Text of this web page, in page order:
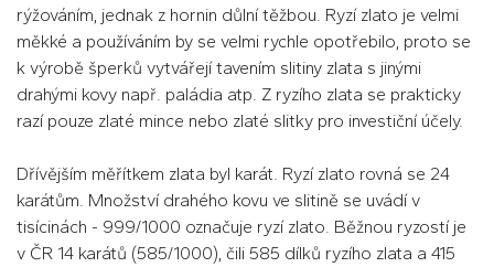
rýžováním, jednak z hornin důlní těžbou. Ryzí zlato je velmi
měkké a používáním by se velmi rychle opotřebilo, proto se
k výrobě šperků vytvářejí tavením slitiny zlata s jinými
drahými kovy např. paládia atp. Z ryzího zlata se prakticky
razí pouze zlaté mince nebo zlaté slitky pro investiční účely.
Dřívějším měřítkem zlata byl karát. Ryzí zlato rovná se 24
karátům. Množství drahého kovu ve slitině se uvádí v
tisícinách - 999/1000 označuje ryzí zlato. Běžnou ryzostí je
v ČR 14 karátů (585/1000), čili 585 dílků ryzího zlata a 415